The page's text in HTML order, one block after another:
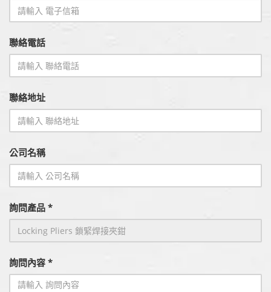
聯絡電話
聯絡地址
公司名稱
詢問產品 *
詢問內容 *